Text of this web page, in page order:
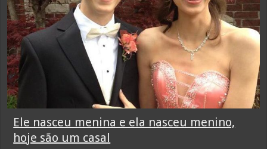
Ele nasceu menina e ela nasceu menino,
hoje são um casal